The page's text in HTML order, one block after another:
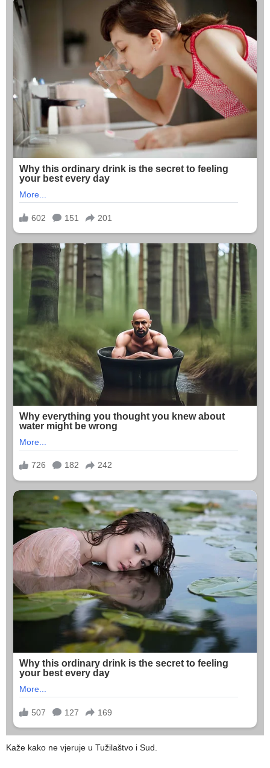
Kaže kako ne vjeruje u Tužilaštvo i Sud.